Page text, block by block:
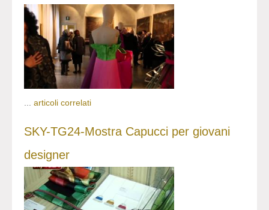
articoli correlati
SKY-TG24-Mostra Capucci per giovani
designer